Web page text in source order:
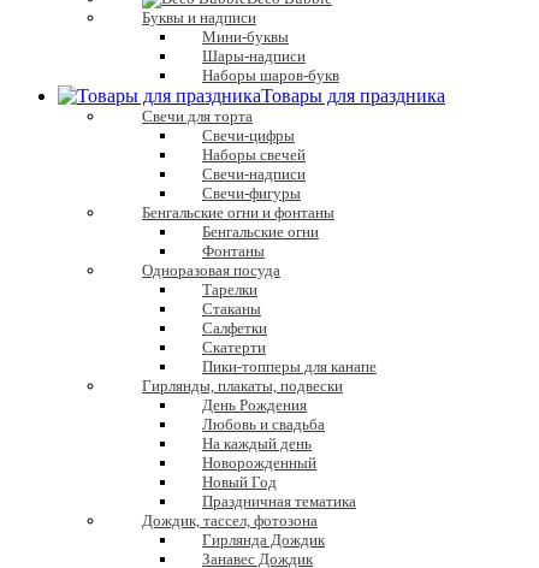
Буквы и надписи
Мини-буквы
Шары-надписи
Наборы шаров-букв
Товары для праздника
Свечи для торта
Свечи-цифры
Наборы свечей
Свечи-надписи
Свечи-фигуры
Бенгальские огни и фонтаны
Бенгальские огни
Фонтаны
Одноразовая посуда
Тарелки
Стаканы
Салфетки
Скатерти
Пики-топперы для канапе
Гирлянды, плакаты, подвески
День Рождения
Любовь и свадьба
На каждый день
Новорожденный
Новый Год
Праздничная тематика
Дождик, тассел, фотозона
Гирлянда Дождик
Занавес Дождик